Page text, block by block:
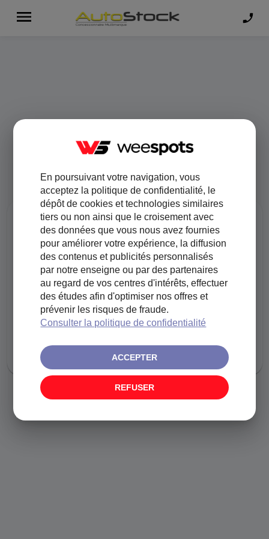
CETTE PAGE N'EXISTE PAS
En poursuivant votre navigation, vous
acceptez la politique de confidentialité, le
dépôt de cookies et technologies similaires
tiers ou non ainsi que le croisement avec
des données que vous nous avez fournies
pour améliorer votre expérience, la diffusion
des contenus et publicités personnalisés
par notre enseigne ou par des partenaires
au regard de vos centres d'intérêts, effectuer
des études afin d'optimiser nos offres et
prévenir les risques de fraude.
Consulter la politique de confidentialité
ACCEPTER
REFUSER